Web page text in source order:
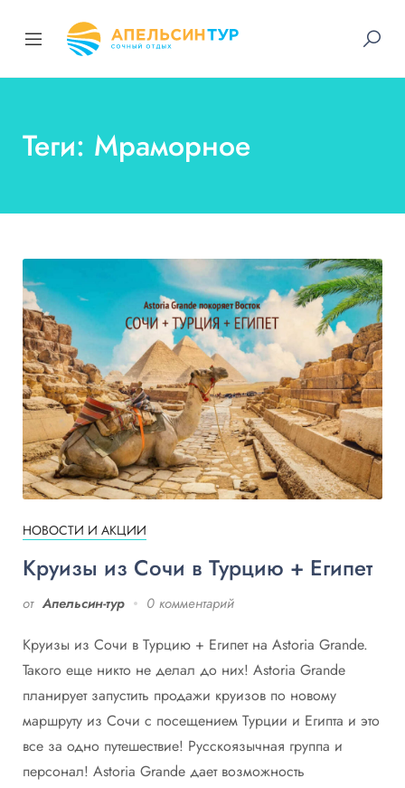
Теги: Мраморное
НОВОСТИ И АКЦИИ
Круизы из Сочи в Турцию + Египет
от Апельсин-тур 0 комментарий
Круизы из Сочи в Турцию + Египет на Astoria Grande.
Такого еще никто не делал до них! Astoria Grande
планирует запустить продажи круизов по новому
маршруту из Сочи с посещением Турции и Египта и это
все за одно путешествие! Русскоязычная группа и
персонал! Astoria Grande дает возможность